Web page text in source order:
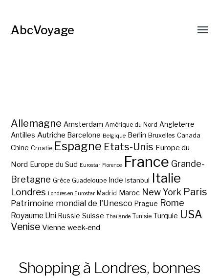
AbcVoyage
Allemagne Amsterdam Amérique du Nord Angleterre
Antilles Autriche Barcelone Belgique Berlin Bruxelles Canada
Chine Croatie Espagne Etats-Unis Europe du
Nord Europe du Sud Eurostar Florence France Grande-
Bretagne Grèce Guadeloupe Inde Istanbul Italie
Londres Londres en Eurostar Madrid Maroc New York Paris
Patrimoine mondial de l'Unesco Prague Rome
Royaume Uni Russie Suisse Thaïlande Tunisie Turquie USA
Venise Vienne week-end
Shopping à Londres, bonnes